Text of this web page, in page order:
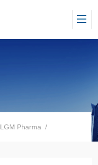
LGM Pharma /